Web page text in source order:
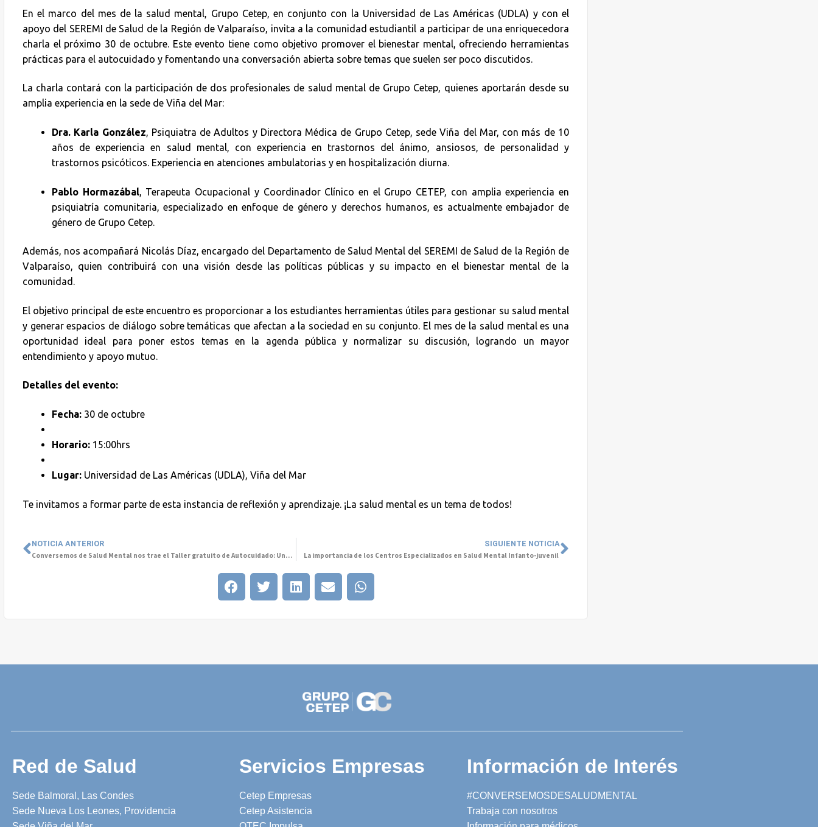
En el marco del mes de la salud mental, Grupo Cetep, en conjunto con la Universidad de Las Américas (UDLA) y con el
apoyo del SEREMI de Salud de la Región de Valparaíso, invita a la comunidad estudiantil a participar de una enriquecedora
charla el próximo 30 de octubre. Este evento tiene como objetivo promover el bienestar mental, ofreciendo herramientas
prácticas para el autocuidado y fomentando una conversación abierta sobre temas que suelen ser poco discutidos.
La charla contará con la participación de dos profesionales de salud mental de Grupo Cetep, quienes aportarán desde su
amplia experiencia en la sede de Viña del Mar:
Dra. Karla González, Psiquiatra de Adultos y Directora Médica de Grupo Cetep, sede Viña del Mar, con más de 10
años de experiencia en salud mental, con experiencia en trastornos del ánimo, ansiosos, de personalidad y
trastornos psicóticos. Experiencia en atenciones ambulatorias y en hospitalización diurna.
Pablo Hormazábal, Terapeuta Ocupacional y Coordinador Clínico en el Grupo CETEP, con amplia experiencia en
psiquiatría comunitaria, especializado en enfoque de género y derechos humanos, es actualmente embajador de
género de Grupo Cetep.
Además, nos acompañará Nicolás Díaz, encargado del Departamento de Salud Mental del SEREMI de Salud de la Región de
Valparaíso, quien contribuirá con una visión desde las políticas públicas y su impacto en el bienestar mental de la
comunidad.
El objetivo principal de este encuentro es proporcionar a los estudiantes herramientas útiles para gestionar su salud mental
y generar espacios de diálogo sobre temáticas que afectan a la sociedad en su conjunto. El mes de la salud mental es una
oportunidad ideal para poner estos temas en la agenda pública y normalizar su discusión, logrando un mayor
entendimiento y apoyo mutuo.
Detalles del evento:
Fecha: 30 de octubre
Horario: 15:00hrs
Lugar: Universidad de Las Américas (UDLA), Viña del Mar
Te invitamos a formar parte de esta instancia de reflexión y aprendizaje. ¡La salud mental es un tema de todos!
NOTICIA ANTERIOR
Conversemos de Salud Mental nos trae el Taller gratuito de Autocuidado: Una pausa para mí
SIGUIENTE NOTICIA
La importancia de los Centros Especializados en Salud Mental Infanto-juvenil
Red de Salud
Sede Balmoral, Las Condes
Sede Nueva Los Leones, Providencia
Servicios Empresas
Cetep Empresas
Cetep Asistencia
Información de Interés
#CONVERSEMOSDESALUDMENTAL
Trabaja con nosotros